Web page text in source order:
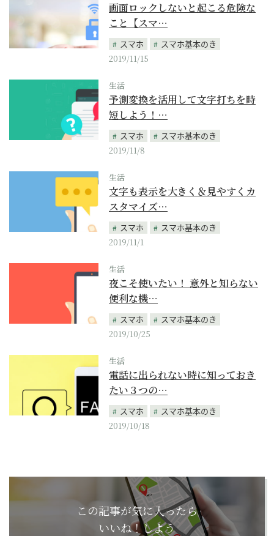
画面ロックしないと起こる危険な
こと【スマ…
スマホ
スマホ基本のき
2019/11/15
生活
予測変換を活用して文字打ちを時
短しよう！…
スマホ
スマホ基本のき
2019/11/8
生活
文字も表示を大きく＆見やすくカ
スタマイズ…
スマホ
スマホ基本のき
2019/11/1
生活
夜こそ使いたい！ 意外と知らない
便利な機…
スマホ
スマホ基本のき
2019/10/25
生活
電話に出られない時に知っておき
たい３つの…
スマホ
スマホ基本のき
2019/10/18
この記事が気に入ったら
いいね！しよう